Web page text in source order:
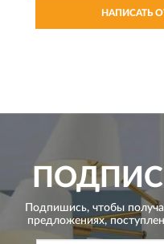
НАПИСАТЬ
Подпишись, чтобы
предложениях,